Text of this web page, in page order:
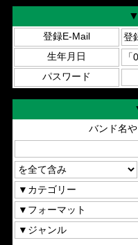
登録E-Mail
生年月日
パスワード
バンド名